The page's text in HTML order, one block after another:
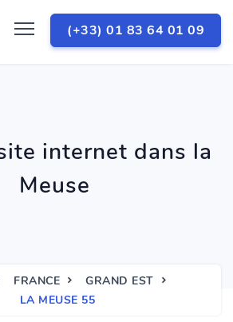
(+33) 01 83 64 01 09
internet dans la
Meuse
FRANCE
GRAND EST
LA MEUSE 55